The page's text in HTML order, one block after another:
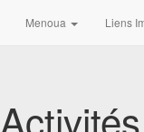
Menoua Liens
Activités